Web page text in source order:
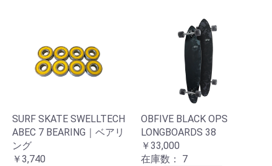
SURF SKATE SWELLTECH
ABEC 7 BEARING｜ベアリ
ング
￥3,740
OBFIVE BLACK OPS
LONGBOARDS 38
￥33,000
在庫数： 7